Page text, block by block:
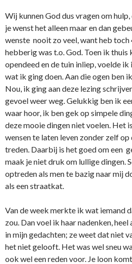
Wij kunnen God dus vragen om
je wenst het alleen maar en dan
wenste nooit zo veel, want heb toch
hebberig was t.o. God. Toen ik thuis
opendeed en de tuin inliep, voelde
wat ik ging doen. Aan die ogen ben
Nou, ik ging aan deze lezing
gevoel weer weg. Gelukkig ben ik
waar hoor, ik ben gek op simpele
deze mooie dingen niet voelen. Het
wensen te laten leven zonder zelf
treden. Daarbij is het goed om een
maak je niet druk om lullige dingen.
optreden als men te bazig naar mij
als een straatkat.
Van de week merkte ik wat iemand
zou. Dan voel ik haar nadenken,
in mijn gedachten; ze weet dat niet
het niet gelooft. Het was wel sneu
ook wel een reden voor. Je loon